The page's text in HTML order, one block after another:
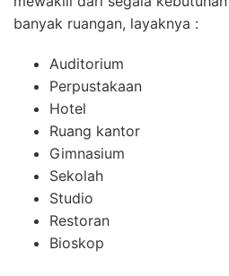
banyak ruangan, layaknya :
Auditorium
Perpustakaan
Hotel
Ruang kantor
Gimnasium
Sekolah
Studio
Restoran
Bioskop